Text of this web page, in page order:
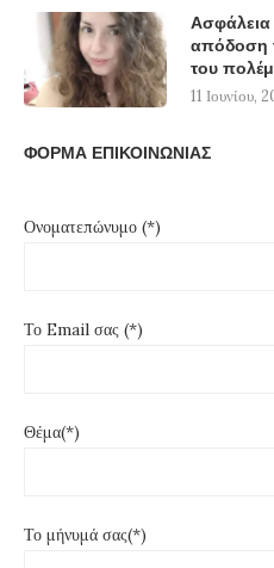
Ασφάλεια
απόδοση
του
11 Ιουνίου,
ΦΟΡΜΑ ΕΠΙΚΟΙΝΩΝΙΑΣ
Ονοματεπώνυμο (*)
Το Email σας (*)
Θέμα(*)
Το μήνυμά σας(*)